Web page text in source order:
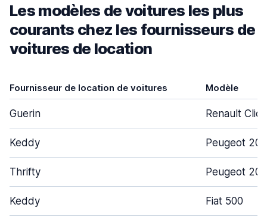
Les modèles de voitures les plus
courants chez les fournisseurs de
voitures de location
Fournisseur de location de voitures Modèle
Guerin Renault Clio
Keddy Peugeot 208
Thrifty Peugeot
Keddy Fiat 500